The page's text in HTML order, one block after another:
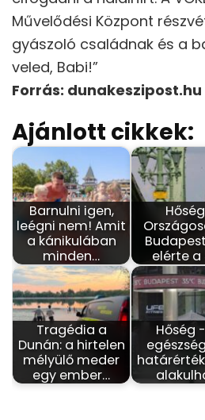
Művelődési Központ
gyászoló családnak és a
veled, Babi!”
Forrás: dunakeszipost.hu
Ajánlott cikkek:
Barnulni igen,
leégni nem! Amit
a kánikulában
minden…
elérte a
Tragédia a
Dunán: a hirtelen
mélyülő meder
egy ember…
Hőség